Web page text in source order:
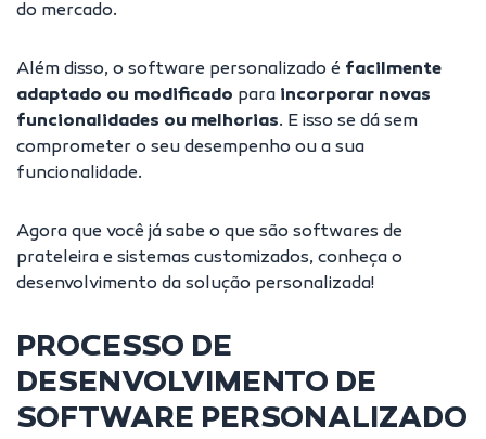
do mercado.
Além disso, o software personalizado é facilmente
adaptado ou modificado para incorporar novas
funcionalidades ou melhorias. E isso se dá sem
comprometer o seu desempenho ou a sua
funcionalidade.
Agora que você já sabe o que são softwares de
prateleira e sistemas customizados, conheça o
desenvolvimento da solução personalizada!
PROCESSO DE
DESENVOLVIMENTO DE
SOFTWARE PERSONALIZADO